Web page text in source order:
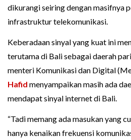
dikurangi seiring dengan masifnya
infrastruktur telekomunikasi.
Keberadaan sinyal yang kuat ini
terutama di Bali sebagai daerah
menteri Komunikasi dan Digital
Hafid menyampaikan masih ada
mendapat sinyal internet di Bali.
“Tadi memang ada masukan yang
hanya kenaikan frekuensi